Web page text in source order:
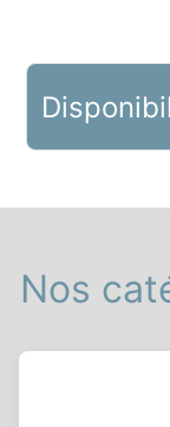
Nos